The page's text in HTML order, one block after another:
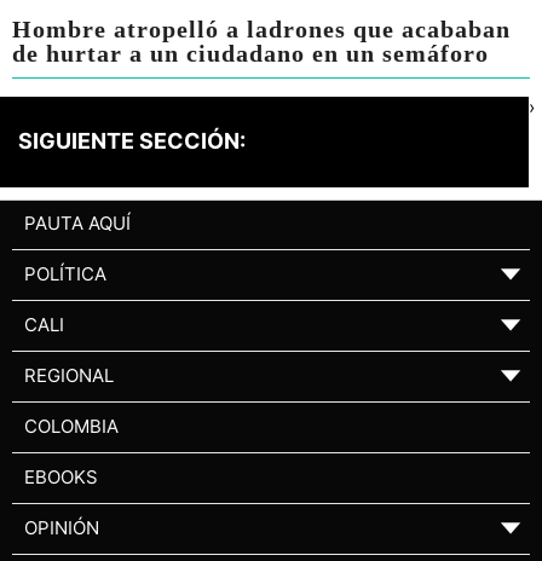
Hombre atropelló a ladrones que acababan
de hurtar a un ciudadano en un semáforo
SIGUIENTE SECCIÓN:
›
PAUTA AQUÍ
POLÍTICA ▼
CALI ▼
REGIONAL ▼
COLOMBIA
EBOOKS
OPINIÓN ▼